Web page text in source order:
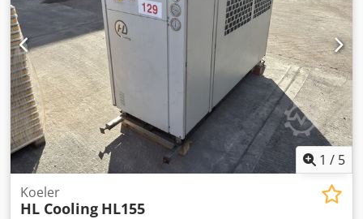
1 / 5
Koeler
HL Cooling HL155